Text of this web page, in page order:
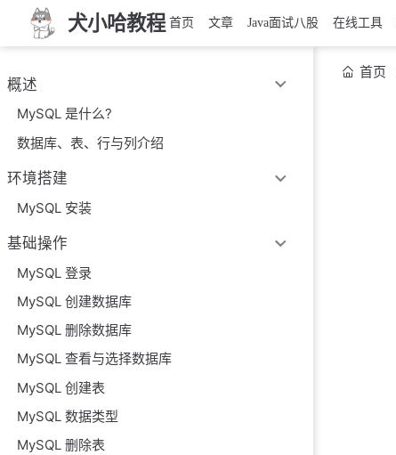
犬小哈教程 首页 文章 Java面试八股 在线工具
概述
MySQL 是什么?
数据库、表、行与列介绍
环境搭建
MySQL 安装
基础操作
MySQL 登录
MySQL 创建数据库
MySQL 删除数据库
MySQL 查看与选择数据库
MySQL 创建表
MySQL 数据类型
MySQL 删除表
首页